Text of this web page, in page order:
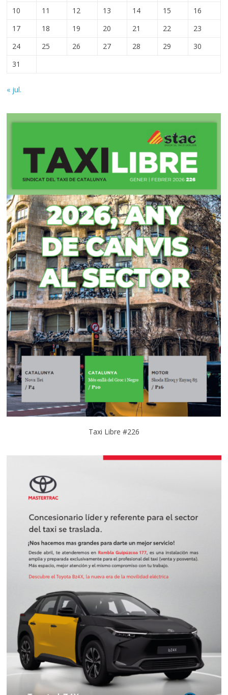
10
11 12 13 14 15
16
17
18 19 20 21 22
23
24
25 26 27 28 29
30
31
« jul.
Taxi Libre #226